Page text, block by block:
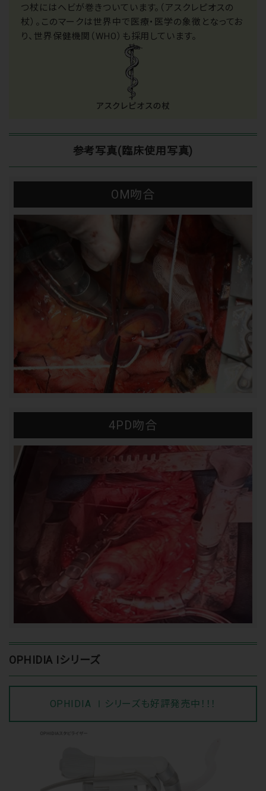
つ杖にはヘビが巻きついています。（アスクレピオスの
杖）。このマークは世界中で医療・医学の象徴となってお
り、世界保健機関（WHO）も採用しています。
参考写真(臨床使用写真)
OM吻合
4PD吻合
OPHIDIA Ⅰシリーズ
OPHIDIA Ⅰシリーズも好評発売中！！！